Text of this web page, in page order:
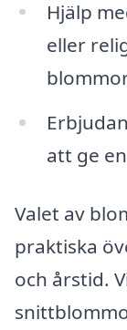
Hjälp
eller
att ge
Valet av
praktiska
och årstid.